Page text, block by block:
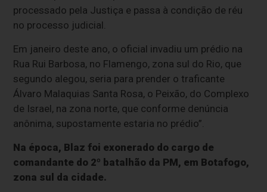
processado pela Justiça e passa à condição de réu
no processo judicial.
Em janeiro deste ano, o oficial invadiu um prédio na
Rua Rui Barbosa, no Flamengo, zona sul do Rio, que
segundo alegou, seria para prender o traficante
Álvaro Malaquias Santa Rosa, o Peixão, do Complexo
de Israel, na zona norte, que conforme denúncia
anônima, supostamente estaria no prédio”.
Na época, Blaz foi exonerado do cargo de
comandante do 2º batalhão da PM, em Botafogo,
zona sul da cidade.